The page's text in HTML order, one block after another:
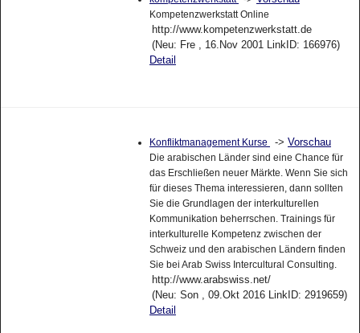
Kompetenzwerkstatt Online
http://www.kompetenzwerkstatt.de
(Neu: Fre , 16.Nov 2001 LinkID: 166976)
Detail
Konfliktmanagement Kurse -> Vorschau
Die arabischen Länder sind eine Chance für
das Erschließen neuer Märkte. Wenn Sie sich
für dieses Thema interessieren, dann sollten
Sie die Grundlagen der interkulturellen
Kommunikation beherrschen. Trainings für
interkulturelle Kompetenz zwischen der
Schweiz und den arabischen Ländern finden
Sie bei Arab Swiss Intercultural Consulting.
http://www.arabswiss.net/
(Neu: Son , 09.Okt 2016 LinkID: 2919659)
Detail